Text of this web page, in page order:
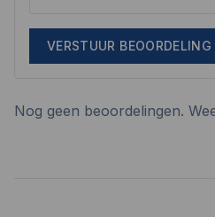
VERSTUUR BEOORDELING
Nog geen beoordelingen.